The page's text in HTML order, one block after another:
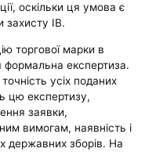
оскільки ця умова є
ІВ.
торгової марки в
формальна експертиза.
усіх поданих
цю експертизу,
заявки,
вимогам, наявність і
державних зборів. На